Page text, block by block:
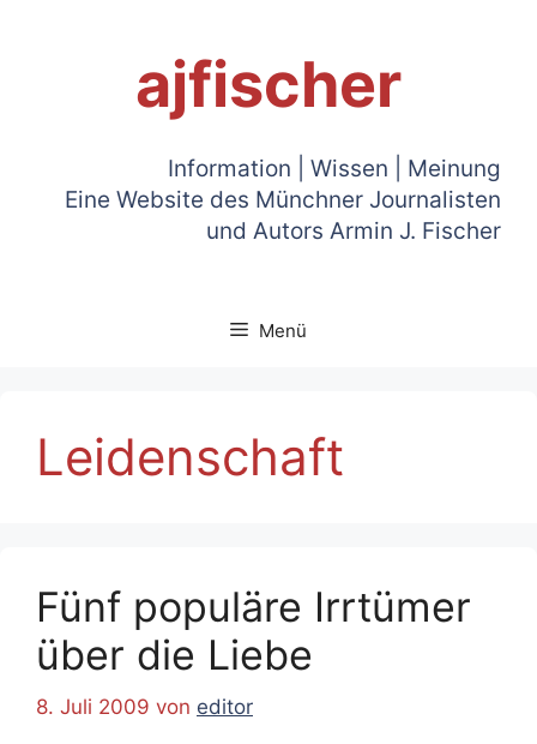
ajfischer
Information | Wissen | Meinung
Eine Website des Münchner Journalisten
und Autors Armin J. Fischer
Menü
Leidenschaft
Fünf populäre Irrtümer
über die Liebe
8. Juli 2009 von editor